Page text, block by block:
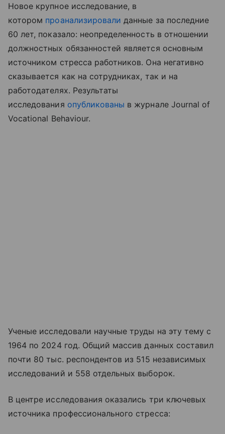
Новое крупное исследование, в
котором проанализировали данные за последние
60 лет, показало: неопределенность в отношении
должностных обязанностей является основным
источником стресса работников. Она негативно
сказывается как на сотрудниках, так и на
работодателях. Результаты
исследования опубликованы в журнале Journal of
Vocational Behaviour.
Ученые исследовали научные труды на эту тему с
1964 по 2024 год. Общий массив данных составил
почти 80 тыс. респондентов из 515 независимых
исследований и 558 отдельных выборок.
В центре исследования оказались три ключевых
источника профессионального стресса: